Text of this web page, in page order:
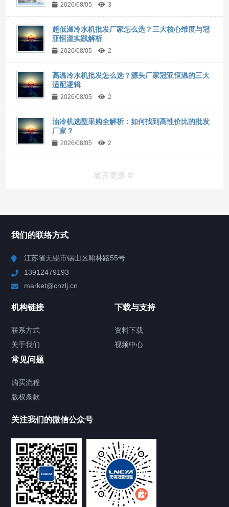
2026/08/05 3
超低温冷水机批发厂家怎么选？三大核心维度与冠
亚恒温实践解析
2026/08/05 2
高温冷水机批发怎么选？源头厂家冠亚恒温的三大
适配逻辑
2026/08/05 2
油冷机选型采购全解析：如何找到高性价比的批发
厂家？
2026/08/05 2
展开更多
Chiller高精度制冷循环器
TCU温度控制单元
Chiller气体控温系统
Chamber试验箱
FREEZER低温箱
我们的联络方式
江苏省无锡市锡山区翰林路55号
13912479193
market@cnzlj.cn
机构链接
联系方式
关于我们
下载与支持
资料下载
视频中心
常见问题
购买流程
版权条款
关注我们的微信公众号